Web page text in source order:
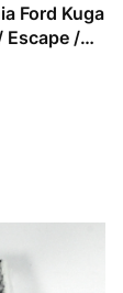
Ford Kuga
Escape /